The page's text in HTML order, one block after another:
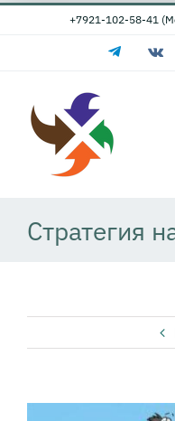
Skip
+7921-102-58-41
TelegramVk
Стратегия